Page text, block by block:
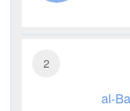
2
al-